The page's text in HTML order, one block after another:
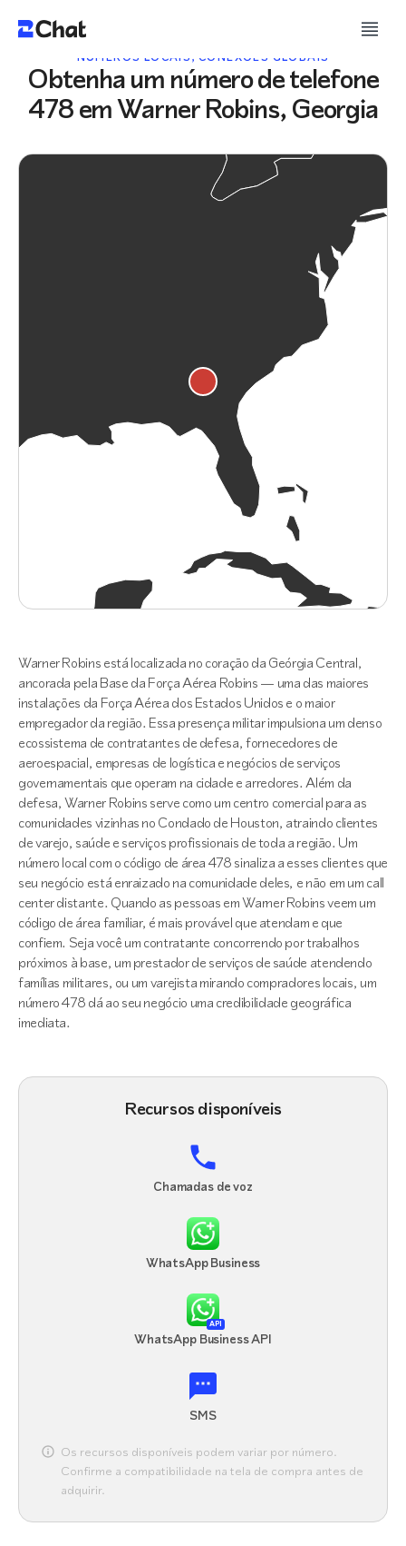
NÚMEROS LOCAIS, CONEXÕES GLOBAIS
Obtenha um número de telefone
478 em Warner Robins, Georgia
Warner Robins está localizada no coração da Geórgia Central,
ancorada pela Base da Força Aérea Robins — uma das maiores
instalações da Força Aérea dos Estados Unidos e o maior
empregador da região. Essa presença militar impulsiona um denso
ecossistema de contratantes de defesa, fornecedores de
aeroespacial, empresas de logística e negócios de serviços
governamentais que operam na cidade e arredores. Além da
defesa, Warner Robins serve como um centro comercial para as
comunidades vizinhas no Condado de Houston, atraindo clientes
de varejo, saúde e serviços profissionais de toda a região. Um
número local com o código de área 478 sinaliza a esses clientes que
seu negócio está enraizado na comunidade deles, e não em um call
center distante. Quando as pessoas em Warner Robins veem um
código de área familiar, é mais provável que atendam e que
confiem. Seja você um contratante concorrendo por trabalhos
próximos à base, um prestador de serviços de saúde atendendo
famílias militares, ou um varejista mirando compradores locais, um
número 478 dá ao seu negócio uma credibilidade geográfica
imediata.
Recursos disponíveis
Chamadas de voz
WhatsApp Business
API
WhatsApp Business API
SMS
Os recursos disponíveis podem variar por número.
Confirme a compatibilidade na tela de compra antes de
adquirir.